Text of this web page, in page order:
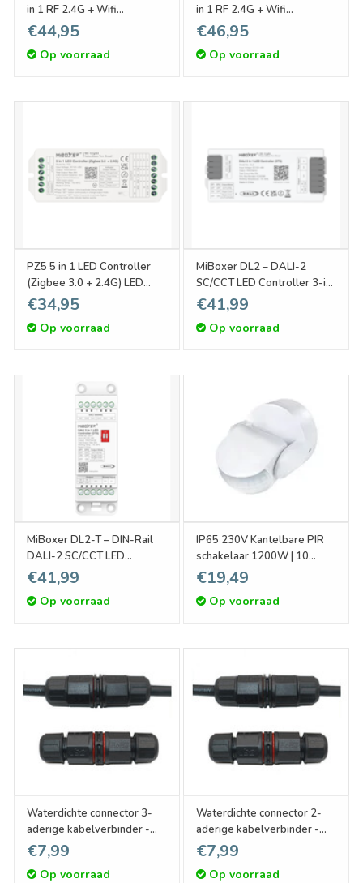
in 1 RF 2.4G + Wifi
Enkelkleur/Dual White CCT
€44,95
Op voorraad
in 1 RF 2.4G + Wifi
Enkelkleur/Dual
White/RGB/RGBW/RGBCCT
€46,95
Op voorraad
PZ5 5 in 1 LED Controller
(Zigbee 3.0 + 2.4G) LED
Strip Controller 12-48V,
20A (los)
€34,95
Op voorraad
MiBoxer DL2 – DALI-2
SC/CCT LED Controller 3-in-
1 DT8 | 2x10A
€41,99
Op voorraad
MiBoxer DL2-T – DIN-Rail
DALI-2 SC/CCT LED
Controller 3in1 DT8 | 2x10A
€41,99
Op voorraad
IP65 230V Kantelbare PIR
schakelaar 1200W | 10
~900sec | 12m - Wit
€19,49
Op voorraad
Waterdichte connector 3-
aderige kabelverbinder -
soldeervrij IP68
€7,99
Op voorraad
Waterdichte connector 2-
aderige kabelverbinder -
soldeervrij IP68
€7,99
Op voorraad